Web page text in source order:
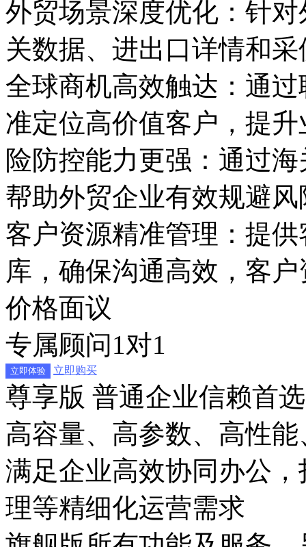
外贸场景深度优化：针
关数据、进出口详情和采
全球商机高效触达：通过
准定位高价值客户，提
险防控能力更强：通过海
帮助外贸企业有效规避
客户资源精准管理：提供
库 ，确保沟通高效，客
价格面议
专属顾问1对1
立即体验 立即购买
尊享版 普通企业信赖首选
高容量、高参数、高性
满足企业高效协同办公
理等精细化运营需求